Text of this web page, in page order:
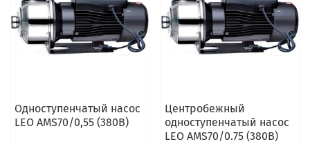
Одноступенчатый насос
LEO AMS70/0,55 (380В)
Центробежный
одноступенчатый насос
LEO AMS70/0.75 (380В)